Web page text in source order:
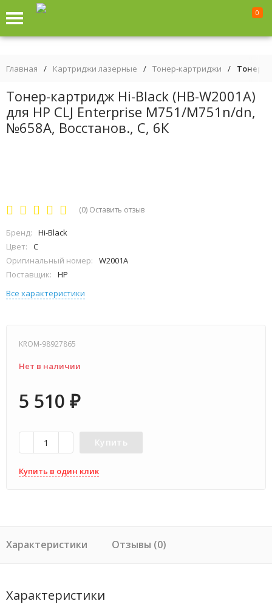
0
Главная / Картриджи лазерные / Тонер-картриджи / Тонер-
Тонер-картридж Hi-Black (HB-W2001A)
для HP CLJ Enterprise M751/M751n/dn,
№658A, Восстанов., C, 6К
(0) Оставить отзыв
Бренд:
Hi-Black
Цвет:
C
Оригинальный номер:
W2001A
Поставщик:
HP
Все характеристики
KROM-98927865
Нет в наличии
5 510 ₽
Купить
Купить в один клик
Характеристики Отзывы (0)
Характеристики